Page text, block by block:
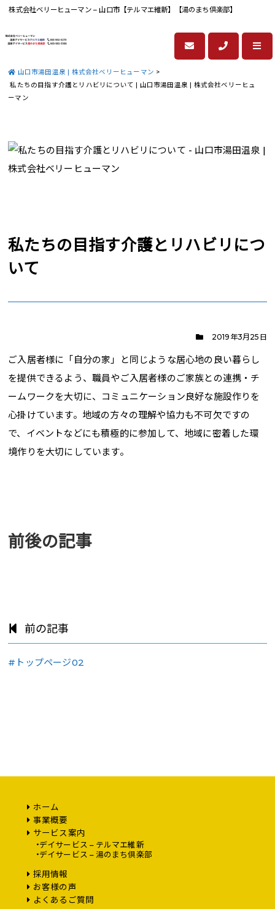
株式会社ベリーヒューマン – 山口市【テルマエ維新】【湯のまち倶楽部】
山口市湯田温泉 | 株式会社ベリーヒューマン >
私たちの目指す介護とリハビリについて | 山口市湯田温泉 | 株式会社ベリーヒュ
ーマン
私たちの目指す介護とリハビリにつ
いて
2019年3月25日
ご入居者様に「自分の家」と同じような居心地の良い暮らし
を提供できるよう、職員やご入居者様のご家族との連携・チ
ームワークを大切に、コミュニケーション良好な施設作りを
心掛けています。地域の方々の理解や協力も不可欠ですの
で、イベントなどにも積極的に参加して、地域に密着した環
境作りを大切にしています。
前後の記事
前の記事
#トップページ02
ホーム
事業概要
サービス案内
デイサービス – テルマエ維新
デイサービス – 湯のまち倶楽部
採用情報
お客様の声
よくあるご質問